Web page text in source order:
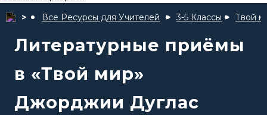
Все Ресурсы для Учителей 3-5 Классы Твой
Литературные приёмы
в «Твой мир»
Джорджии Дуглас